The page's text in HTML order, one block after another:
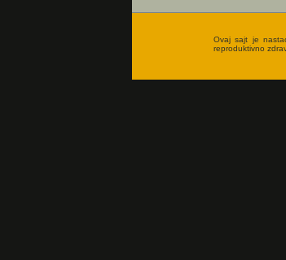
Ovaj sajt je
reproduktivno